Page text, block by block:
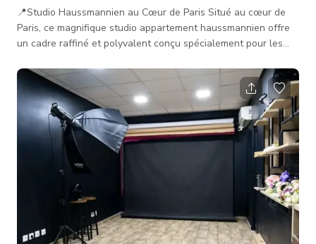
📍Studio Haussmannien au Cœur de Paris Situé au cœur de
Paris, ce magnifique studio appartement haussmannien offre
un cadre raffiné et polyvalent conçu spécialement pour les
plafonds de 3,40 m de hauteur, d'une architecture parisienne
élégante et d'une lumière naturelle douce et indirecte — idéal
pour capturer des ambiances authentiques et
cinématographiques. Parfait pour les natures mortes, portraits,
interviews, éditoriau